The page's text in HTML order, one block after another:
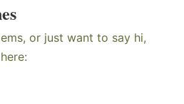
or just want to say hi,